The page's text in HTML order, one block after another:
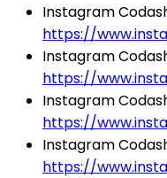
Instagram
https://
Instagram
https://
Instagram
https://
Instagram
https://